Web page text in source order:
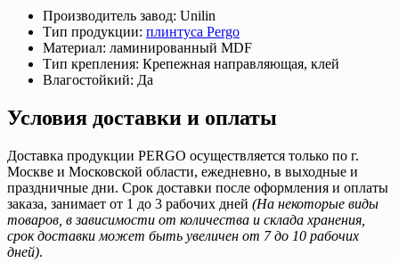
Производитель завод: Unilin
Тип продукции: плинтуса Pergo
Материал: ламинированный MDF
Тип крепления: Крепежная направляющая, клей
Влагостойкий: Да
Условия доставки и оплаты
Доставка продукции PERGO осуществляется только по г.
Москве и Московской области, ежедневно, в выходные и
праздничные дни. Срок доставки после оформления и оплаты
заказа, занимает от 1 до 3 рабочих дней (На некоторые виды
товаров, в зависимости от количества и склада хранения,
срок доставки может быть увеличен от 7 до 10 рабочих
дней).